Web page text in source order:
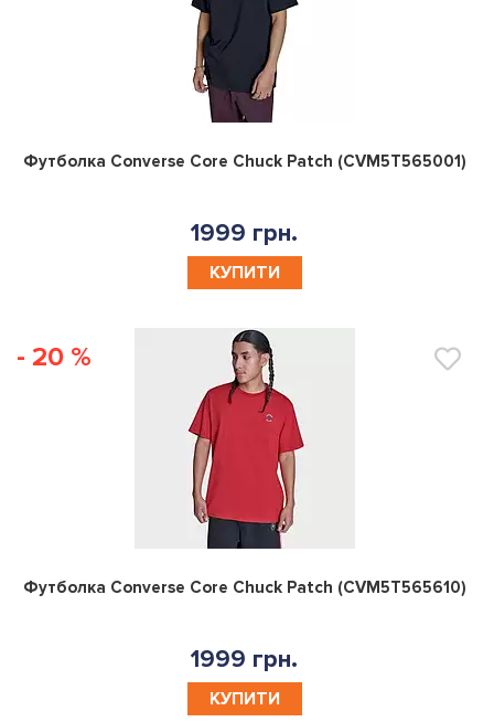
0
Футболка Converse Core Chuck Patch (CVM5T565001)
1999 грн.
КУПИТИ
- 20 %
0
Футболка Converse Core Chuck Patch (CVM5T565610)
1999 грн.
КУПИТИ